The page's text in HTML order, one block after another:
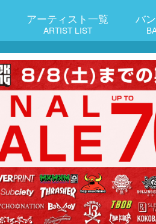
アーティスト一覧
ARTIST LIST
バ